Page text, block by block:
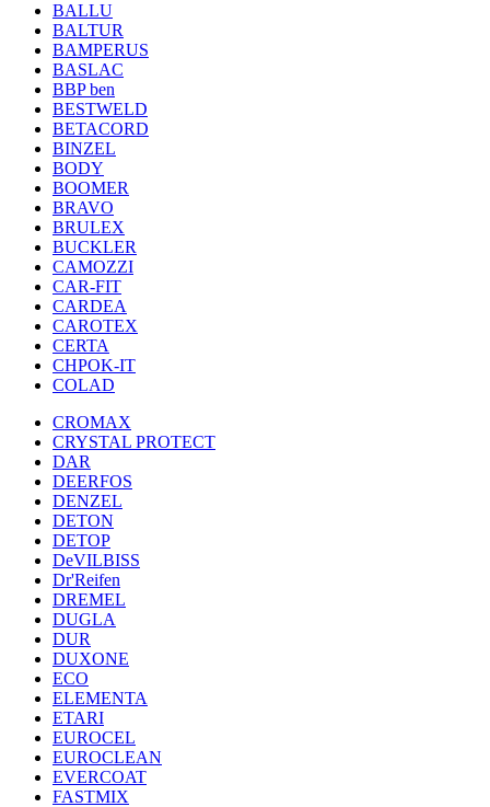
BALLU
BALTUR
BAMPERUS
BASLAC
BBP ben
BESTWELD
BETACORD
BINZEL
BODY
BOOMER
BRAVO
BRULEX
BUCKLER
CAMOZZI
CAR-FIT
CARDEA
CAROTEX
CERTA
CHPOK-IT
COLAD
CROMAX
CRYSTAL PROTECT
DAR
DEERFOS
DENZEL
DETON
DETOP
DeVILBISS
Dr'Reifen
DREMEL
DUGLA
DUR
DUXONE
ECO
ELEMENTA
ETARI
EUROCEL
EUROCLEAN
EVERCOAT
FASTMIX